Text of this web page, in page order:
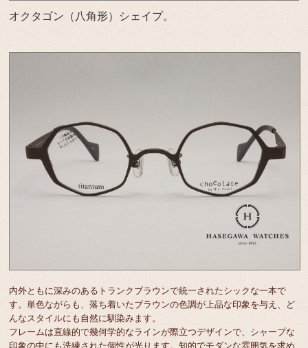
オクタゴン（八角形）シェイプ。
内外ともに深みのあるトランクブラウンで統一されたシックな一本で
す。単色ながらも、落ち着いたブラウンの色調が上品な印象を与え、ど
んなスタイルにも自然に馴染みます。
フレームは直線的で幾何学的なラインが際立つデザインで、シャープな
印象の中にも洗練された個性が光ります。知的でモダンな雰囲気を求め